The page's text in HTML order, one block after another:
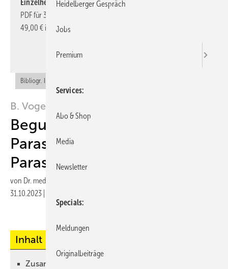
Einzelheftes beziehen.Sie können das
PDF für 39,00 € inkl. MwSt. downloaden oder das Einzelheft für
49,00 € inkl. MwSt. kaufen.
Bibliogr. Info (RIS)
B. Voges
Begutachtung der
Parasomnien- Non-REM –
Parasomnien
von Dr. med. Berthold Voges
31.10.2023
Inhalt
Zusammenfassung
Heidelberger Gespräch
Jobs
Premium
Services
Abo & Shop
Media
Newsletter
Specials
Meldungen
Originalbeiträge